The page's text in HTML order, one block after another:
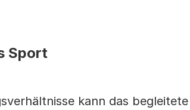
Sport
kann das begleitete